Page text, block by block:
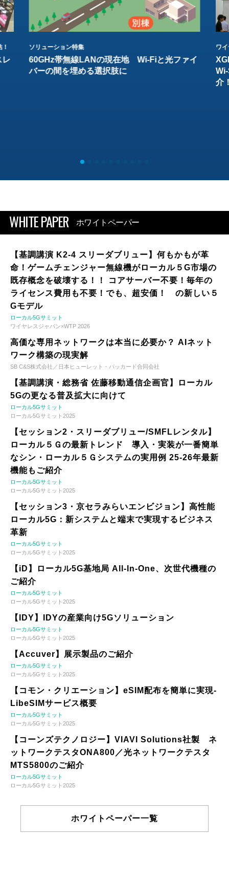
レ
ソリューション特集
60GHz帯無線LANの現在地 Wi-Fiと光ファイ
バーの間を埋める選択肢に
ワ
介
WHITE PAPER ホワイトペーパー
【基調講演 K2-4 スリーダブリュー】何もかもが革
命！ゲームチェンジャー無線機がローカル５G市場の
既存概念を破壊する！！ コアサーバー不要！毎年の
ライセンス費用も不要！でも、超安価！ の新しい５
Gモデル
ローカル5Gサミット
ワイヤレスジャパン×WTP 2026
高価な専用ネットワークは本当に必要か？ AIネット
ワーク構築の現実解
SB C&S株式会社／日本ヒューレット・パッカード合同会社
【基調講演・総務省 佐藤移動通信企画官】ローカル
5Gの更なる普及拡大に向けて
ローカル5Gサミット
ローカル5Gサミット2025
【セッション2・スリーダブリュー/SMFLレンタル】
ローカル５Ｇの最新トレンド 導入・実装が一番簡単
なシン・ローカル５Ｇシステムの実用例 25-26年最新
機能もご紹介
ローカル5Gサミット
ローカル5Gサミット2025
【セッション3・京セラみらいエンビジョン】高性能
ローカル5G：新システムと端末で実現するビジネス
革新
ローカル5Gサミット
ローカル5Gサミット2025
【iD】ローカル5G基地局 All-In-One、次世代機種の
ご紹介
ローカル5Gサミット
ローカル5Gサミット2025
【IDY】IDYの産業向け5Gソリューション
ローカル5Gサミット
ローカル5Gサミット2025
【Accuver】展示製品のご紹介
ローカル5Gサミット
ローカル5Gサミット2025
【コモン・クリエーション】eSIM配布を簡単に実現-
LibeSIMサービス概要
ローカル5Gサミット
ローカル5Gサミット2025
【コーンズテクノロジー】VIAVI Solutions社製 ネ
ットワークテスタONA800／光ネットワークテスタ
MTS5800のご紹介
ローカル5Gサミット
ローカル5Gサミット2025
ホワイトペーパー一覧